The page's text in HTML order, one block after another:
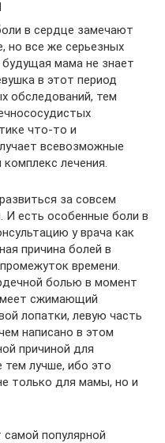
в сердце замечают
но все же серьезных
мама не знает
в этот период
обследований, тем
что-то и
всевозможные
лечения.
за совсем
И есть особенные боли в
у врача как
причина болей в
времени.
болью в момент
сжимающий
лопатки, левую часть
написано в этом
причиной для
тем лучше, ибо это
только для мамы, но и
популярной